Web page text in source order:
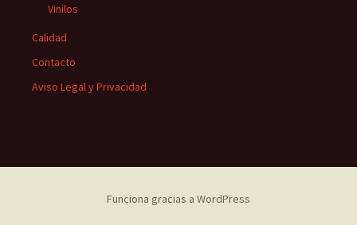
Vinilos
Calidad
Contacto
Aviso Legal y Privacidad
Funciona gracias a WordPress